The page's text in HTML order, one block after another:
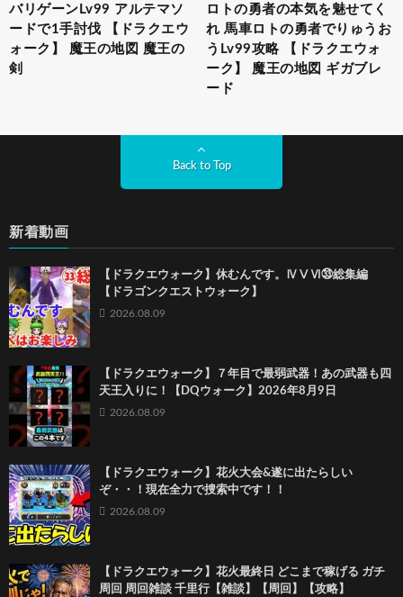
バリゲーンLv99 アルテマソ
ードで1手討伐 【ドラクエウ
ォーク】 魔王の地図 魔王の
剣
ロトの勇者の本気を魅せてく
れ 馬車ロトの勇者でりゅうお
うLv99攻略 【ドラクエウォ
ーク】 魔王の地図 ギガブレ
ード
Back to Top
新着動画
【ドラクエウォーク】休むんです。ⅣⅤⅥ㉝総集編
【ドラゴンクエストウォーク】
2026.08.09
【ドラクエウォーク】７年目で最弱武器！あの武器も四
天王入りに！【DQウォーク】2026年8月9日
2026.08.09
【ドラクエウォーク】花火大会&遂に出たらしい
ぞ・・！現在全力で捜索中です！！
2026.08.09
【ドラクエウォーク】花火最終日 どこまで稼げる ガチ
周回 周回雑談 千里行【雑談】【周回】【攻略】